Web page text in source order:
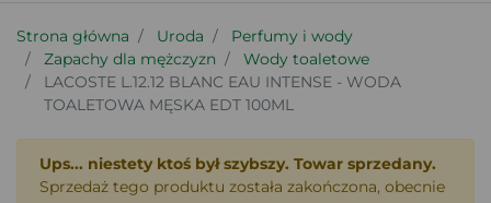
Strona główna Uroda
Perfumy i wody
Zapachy dla mężczyzn
Wody toaletowe
LACOSTE L.12.12 BLANC EAU INTENSE - WODA
TOALETOWA MĘSKA EDT 100ML
Ups... niestety ktoś był szybszy. Towar sprzedany.
Sprzedaż tego produktu została zakończona, obecnie